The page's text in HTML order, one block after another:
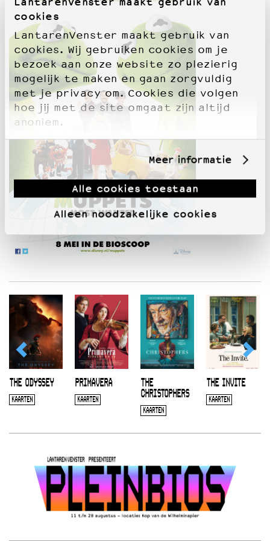
cookies
LantarenVenster maakt gebruik van
cookies. Wij gebruiken cookies om je
bezoek aan onze website zo plezierig
mogelijk te maken en gaan zorgvuldig
met je privacy om. Cookies die volgen
hoe jij met de site omgaat zijn altijd
anoniem.
Meer informatie
Alle cookies toestaan
Alleen noodzakelijke cookies
THE ODYSSEY
KAARTEN
PRIMAVERA
KAARTEN
THE
CHRISTOPHERS
KAARTEN
THE INVITE
KAARTEN